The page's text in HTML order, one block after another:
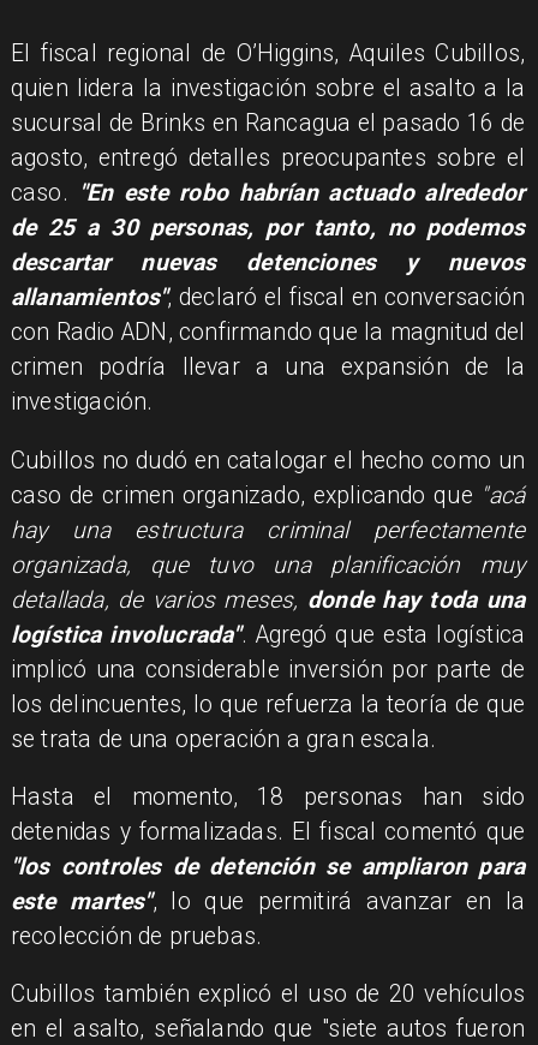
El fiscal regional de O’Higgins, Aquiles Cubillos,
quien lidera la investigación sobre el asalto a la
sucursal de Brinks en Rancagua el pasado 16 de
agosto, entregó detalles preocupantes sobre el
caso.
"En este robo habrían actuado alrededor
de 25 a 30 personas, por tanto, no podemos
descartar nuevas detenciones y nuevos
allanamientos", declaró el fiscal en conversación
con Radio ADN, confirmando que la magnitud del
crimen podría llevar a una expansión de la
investigación.
Cubillos no dudó en catalogar el hecho como un
caso de crimen organizado, explicando que "acá
hay una estructura criminal perfectamente
organizada, que tuvo una planificación muy
detallada, de varios meses, donde hay toda una
logística involucrada". Agregó que esta logística
implicó una considerable inversión por parte de
los delincuentes, lo que refuerza la teoría de que
se trata de una operación a gran escala.
Hasta el momento, 18 personas han sido
detenidas y formalizadas. El fiscal comentó que
"los controles de detención se ampliaron para
este martes", lo que permitirá avanzar en la
recolección de pruebas.
Cubillos también explicó el uso de 20 vehículos
en el asalto, señalando que "siete autos fueron